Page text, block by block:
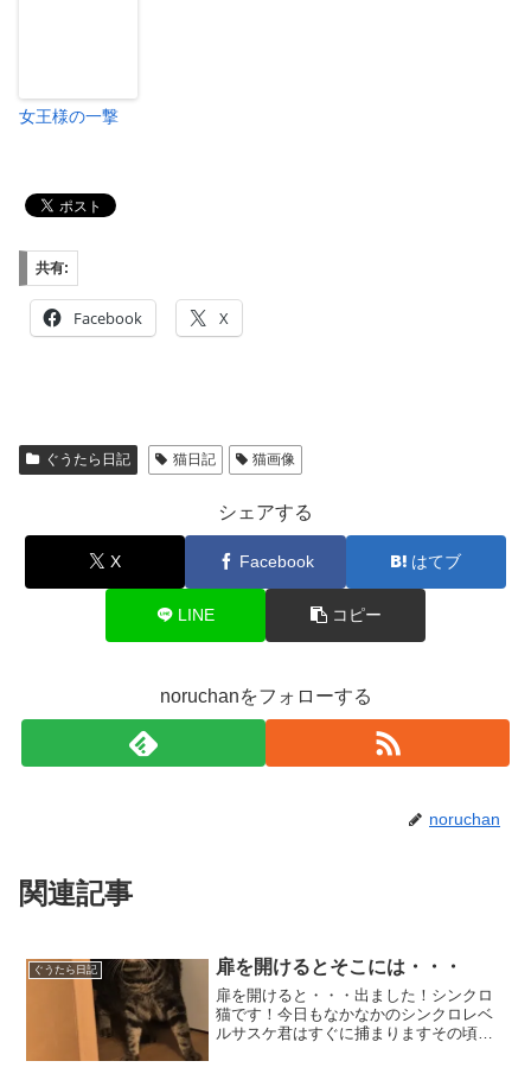
女王様の一撃
共有:
Facebook X
ぐうたら日記 猫日記 猫画像
シェアする
X Facebook はてブ
LINE コピー
noruchanをフォローする
noruchan
関連記事
ぐうたら日記 扉を開けるとそこには・・・
扉を開けると・・・出ました！シンクロ
猫です！今日もなかなかのシンクロレベ
ルサスケ君はすぐに捕まりますその頃モ